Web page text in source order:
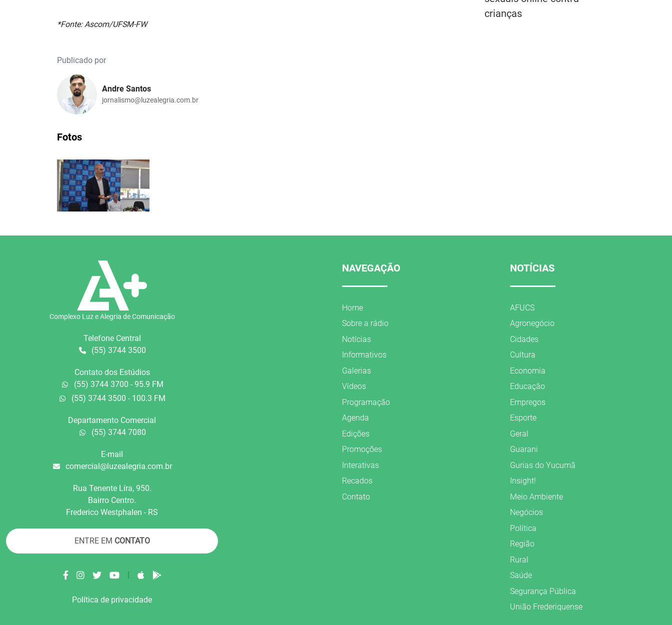
*Fonte: Ascom/UFSM-FW
Publicado por
Andre Santos
jornalismo@luzealegria.com.br
Fotos
crianças
Complexo Luz e Alegria de Comunicação
Telefone Central
(55) 3744 3500
Contato dos Estúdios
(55) 3744 3700 - 95.9 FM
(55) 3744 3500 - 100.3 FM
Departamento Comercial
(55) 3744 7080
E-mail
comercial@luzealegria.com.br
Rua Tenente Líra, 950.
Bairro Centro.
Frederico Westphalen - RS
ENTRE EM CONTATO
Política de privacidade
NAVEGAÇÃO
Home
Sobre a rádio
Notícias
Informativos
Galerias
Vídeos
Programação
Agenda
Edições
Promoções
Interativas
Recados
Contato
NOTÍCIAS
AFUCS
Agronegócio
Cidades
Cultura
Economia
Educação
Empregos
Esporte
Geral
Guarani
Gurias do Yucumã
Insight!
Meio Ambiente
Negócios
Política
Região
Rural
Saúde
Segurança Pública
União Frederiquense